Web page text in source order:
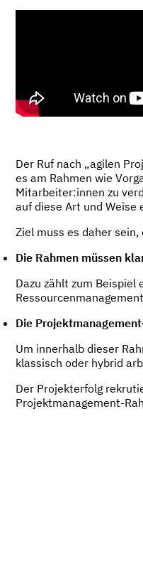
Der Ruf nach „agilen
es am Rahmen wie
Mitarbeiter:innen zu
auf diese Art und Weise
Ziel muss es daher
Die Rahmen müssen
Dazu zählt zum
Die
Um innerhalb dieser
klassisch oder hybrid
Der Projekterfolg
Projektmanagement-